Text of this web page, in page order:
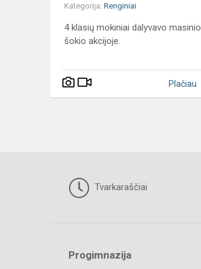
Kategorija: Renginiai
4 klasių mokiniai dalyvavo masinio
šokio akcijoje.
Plačiau
Tvarkaraščiai
Progimnazija